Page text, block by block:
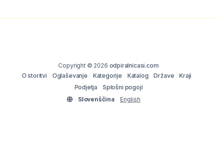
Copyright © 2026 odpiralnicasi.com
O storitvi
Oglaševanje Kategorije Katalog Države
Kraji
Podjetja
Splošni pogoji
Slovenščina
English